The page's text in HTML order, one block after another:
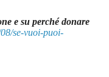
e su perché donare
se-vuoi-puoi-